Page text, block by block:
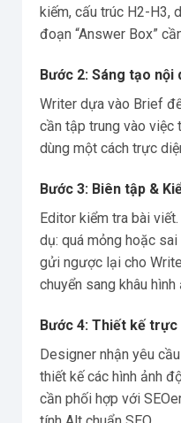
kiếm, cấu trúc H2-H3,
đoạn “Answer Box”
Bước 2: Sáng tạo
Writer dựa vào Brief
cần tập trung vào việc
dùng một cách trực
Bước 3: Biên tập &
Editor kiểm tra bài
dụ: quá mỏng hoặc
gửi ngược lại cho
chuyển sang khâu hình
Bước 4: Thiết kế
Designer nhận yêu
thiết kế các hình ảnh
cần phối hợp với